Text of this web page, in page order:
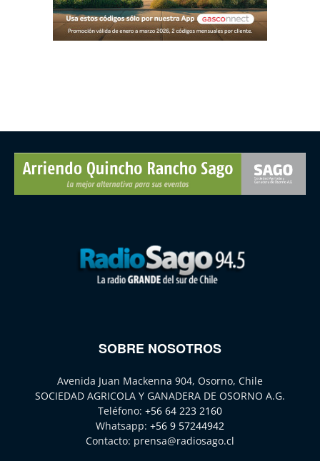
SOBRE NOSOTROS
Avenida Juan Mackenna 904, Osorno, Chile
SOCIEDAD AGRICOLA Y GANADERA DE OSORNO A.G.
Teléfono: +56 64 223 2160
Whatsapp: +56 9 57244942
Contacto: prensa@radiosago.cl